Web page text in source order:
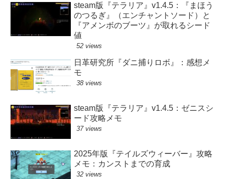
steam版『テラリア』v1.4.5：『まほう
のつるぎ』（エンチャントソード）と
『アメンボのブーツ』が取れるシード
値
52 views
日革研究所『ダニ捕りロボ』：感想メ
モ
38 views
steam版『テラリア』v1.4.5：ゼニスシ
ード攻略メモ
37 views
2025年版『テイルズウィーバー』攻略
メモ：カンストまでの育成
32 views